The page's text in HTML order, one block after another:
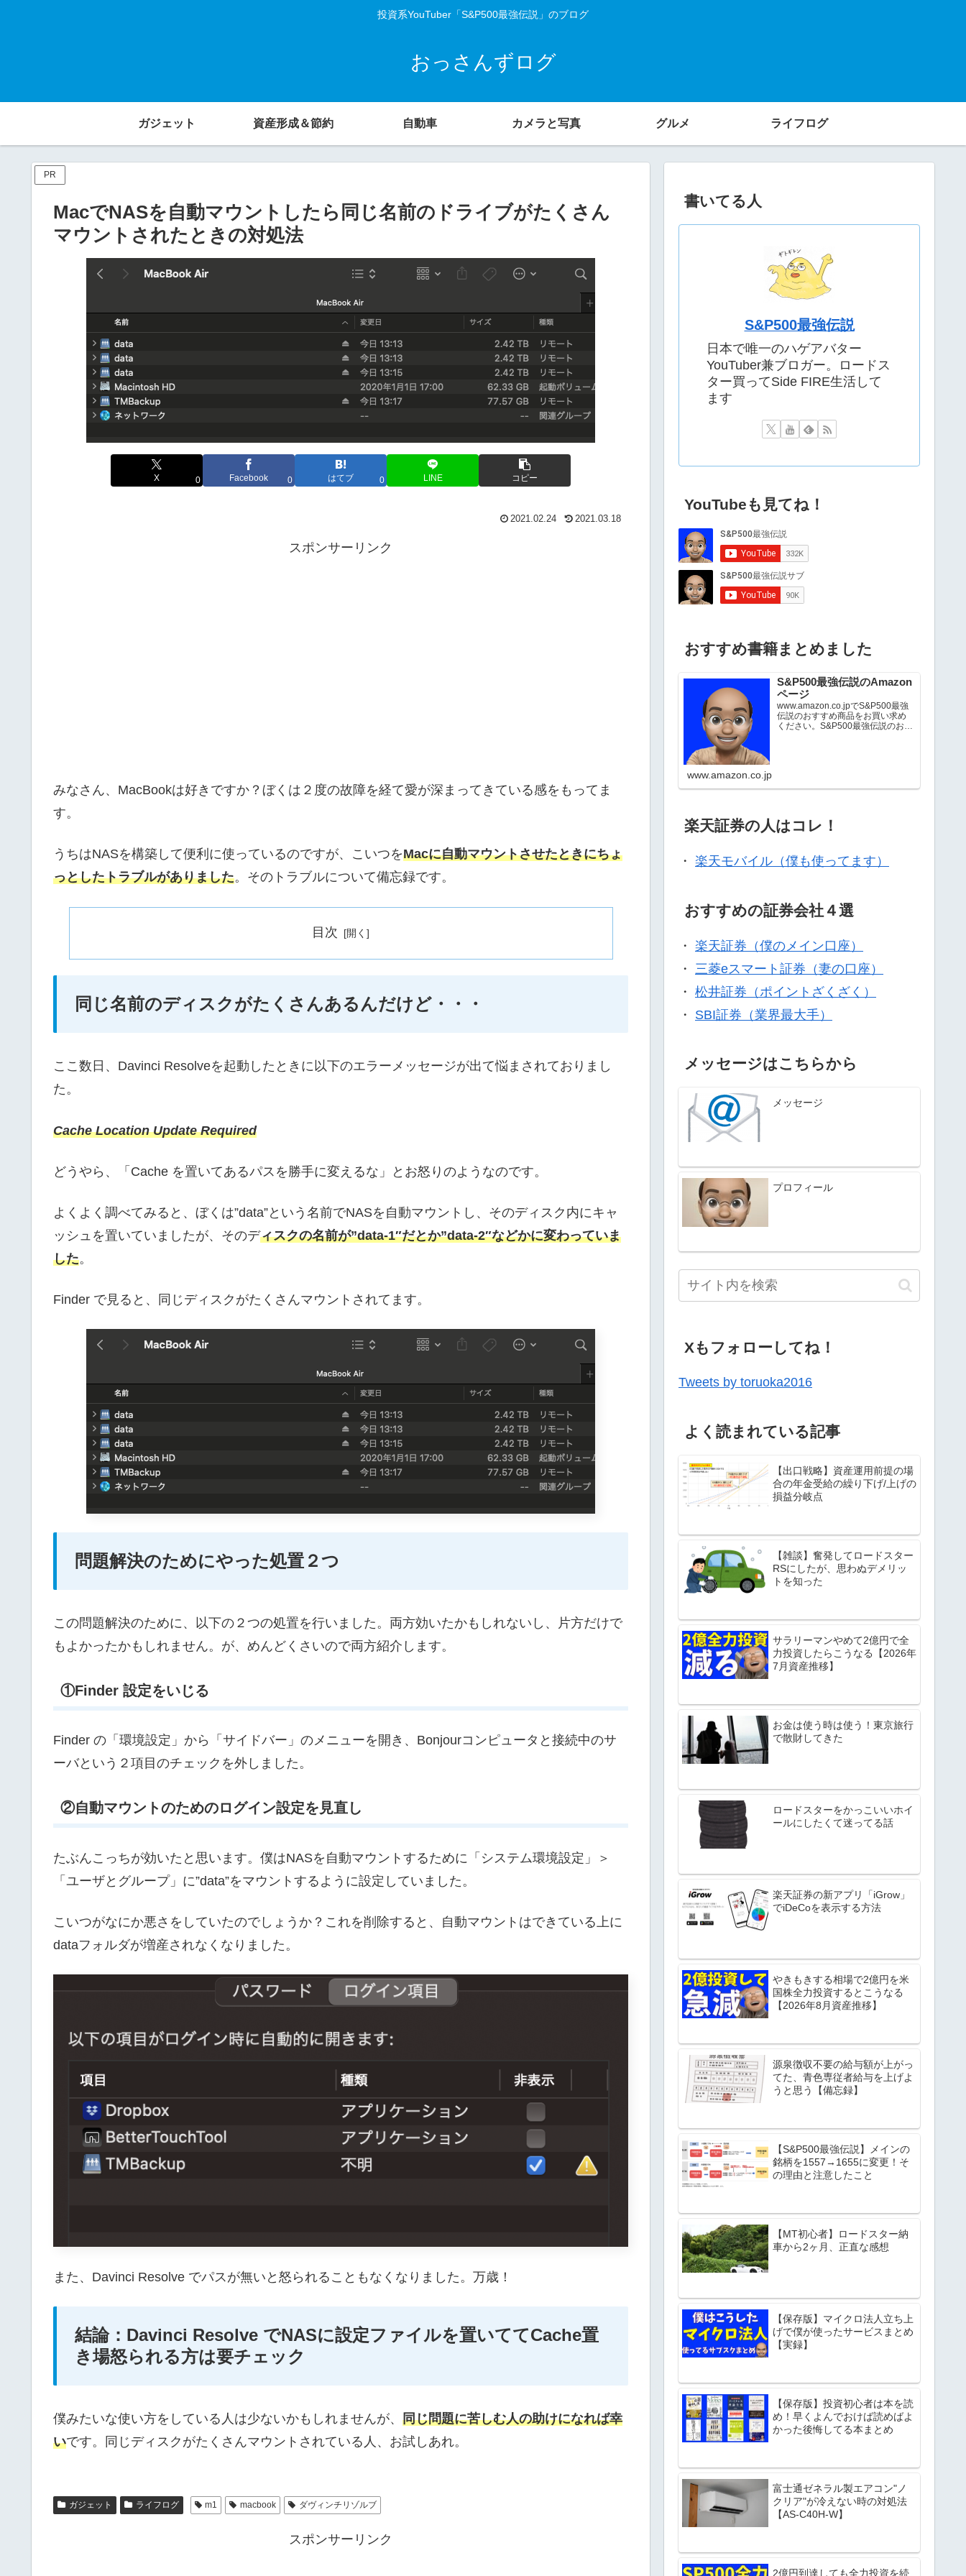
投資系YouTuber「S&P500最強伝説」のブログ
おっさんずログ
ガジェット 資産形成＆節約 自動車 カメラと写真 グルメ ライフログ
PR
MacでNASを自動マウントしたら同じ名前のドライブがたくさん
マウントされたときの対処法
X 0 Facebook 0 はてブ 0 LINE コピー
2021.02.24 2021.03.18
スポンサーリンク
みなさん、MacBookは好きですか？ぼくは２度の故障を経て愛が深まってきている感をもってま
す。
うちはNASを構築して便利に使っているのですが、こいつをMacに自動マウントさせたときにちょ
っとしたトラブルがありました。そのトラブルについて備忘録です。
目次
同じ名前のディスクがたくさんあるんだけど・・・
ここ数日、Davinci Resolveを起動したときに以下のエラーメッセージが出て悩まされておりまし
た。
Cache Location Update Required
どうやら、「Cache を置いてあるパスを勝手に変えるな」とお怒りのようなのです。
よくよく調べてみると、ぼくは”data”という名前でNASを自動マウントし、そのディスク内にキャ
ッシュを置いていましたが、そのディスクの名前が”data-1″だとか”data-2″などかに変わっていま
した。
Finder で見ると、同じディスクがたくさんマウントされてます。
問題解決のためにやった処置２つ
この問題解決のために、以下の２つの処置を行いました。両方効いたかもしれないし、片方だけで
もよかったかもしれません。が、めんどくさいので両方紹介します。
①Finder 設定をいじる
Finder の「環境設定」から「サイドバー」のメニューを開き、Bonjourコンピュータと接続中のサ
ーバという２項目のチェックを外しました。
②自動マウントのためのログイン設定を見直し
たぶんこっちが効いたと思います。僕はNASを自動マウントするために「システム環境設定」＞
「ユーザとグループ」に”data”をマウントするように設定していました。
こいつがなにか悪さをしていたのでしょうか？これを削除すると、自動マウントはできている上に
dataフォルダが増産されなくなりました。
また、Davinci Resolve でパスが無いと怒られることもなくなりました。万歳！
結論：Davinci Resolve でNASに設定ファイルを置いててCache置
き場怒られる方は要チェック
僕みたいな使い方をしている人は少ないかもしれませんが、 同じ問題に苦しむ人の助けになれば幸
いです。同じディスクがたくさんマウントされている人、お試しあれ。
ガジェット ライフログ m1 macbook ダヴィンチリゾルブ
スポンサーリンク
書いてる人
S&P500最強伝説
日本で唯一のハゲアバター
YouTuber兼ブロガー。ロードス
ター買ってSide FIRE生活して
ます
YouTubeも見てね！
おすすめ書籍まとめました
S&P500最強伝説のAmazon
ページ
www.amazon.co.jpでS&P500最強
伝説のおすすめ商品をお買い求め
ください。S&P500最強伝説のお気
www.amazon.co.jp
楽天証券の人はコレ！
・ 楽天モバイル（僕も使ってます）
おすすめの証券会社４選
・ 楽天証券（僕のメイン口座）
・ 三菱eスマート証券（妻の口座）
・ 松井証券（ポイントざくざく）
・ SBI証券（業界最大手）
メッセージはこちらから
メッセージ
プロフィール
Xもフォローしてね！
Tweets by toruoka2016
よく読まれている記事
【出口戦略】資産運用前提の場
合の年金受給の繰り下げ/上げの
損益分岐点
【雑談】奮発してロードスター
RSにしたが、思わぬデメリッ
トを知った
サラリーマンやめて2億円で全
力投資したらこうなる【2026年
7月資産推移】
お金は使う時は使う！東京旅行
で散財してきた
ロードスターをかっこいいホイ
ールにしたくて迷ってる話
楽天証券の新アプリ「iGrow」
でiDeCoを表示する方法
やきもきする相場で2億円を米
国株全力投資するとこうなる
【2026年8月資産推移】
源泉徴収不要の給与額が上がっ
てた、青色専従者給与を上げよ
うと思う【備忘録】
【S&P500最強伝説】メインの
銘柄を1557→1655に変更！そ
の理由と注意したこと
【MT初心者】ロードスター納
車から2ヶ月、正直な感想
【保存版】マイクロ法人立ち上
げで僕が使ったサービスまとめ
【実録】
【保存版】投資初心者は本を読
め！早くよんでおけば読めばよ
かった後悔してる本まとめ
富士通ゼネラル製エアコン"ノ
クリア"が冷えない時の対処法
【AS-C40H-W】
2億円到達しても全力投資を続